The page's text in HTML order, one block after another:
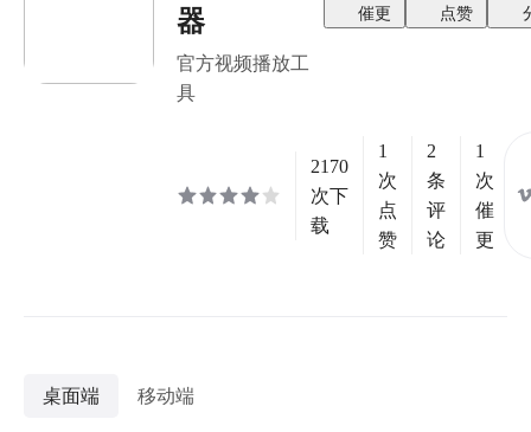
器
官方视频播放工
具
催更 点赞
2170
次下
载
1
次
点
赞
2
条
评
论
1
次
催
更
桌面端 移动端